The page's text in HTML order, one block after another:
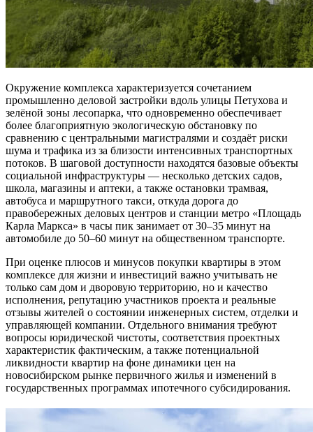
Окружение комплекса характеризуется сочетанием
промышленно деловой застройки вдоль улицы Петухова и
зелёной зоны лесопарка, что одновременно обеспечивает
более благоприятную экологическую обстановку по
сравнению с центральными магистралями и создаёт риски
шума и трафика из за близости интенсивных транспортных
потоков. В шаговой доступности находятся базовые объекты
социальной инфраструктуры — несколько детских садов,
школа, магазины и аптеки, а также остановки трамвая,
автобуса и маршрутного такси, откуда дорога до
правобережных деловых центров и станции метро «Площадь
Карла Маркса» в часы пик занимает от 30–35 минут на
автомобиле до 50–60 минут на общественном транспорте.
При оценке плюсов и минусов покупки квартиры в этом
комплексе для жизни и инвестиций важно учитывать не
только сам дом и дворовую территорию, но и качество
исполнения, репутацию участников проекта и реальные
отзывы жителей о состоянии инженерных систем, отделки и
управляющей компании. Отдельного внимания требуют
вопросы юридической чистоты, соответствия проектных
характеристик фактическим, а также потенциальной
ликвидности квартир на фоне динамики цен на
новосибирском рынке первичного жилья и изменений в
государственных программах ипотечного субсидирования.